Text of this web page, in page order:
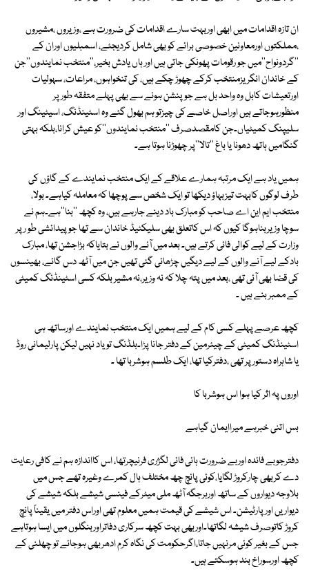
ان تازہ اقدامات میں ابھی اوربہت سارے اقدامات کی ضرورت ہے ،وزیروں ،مشیروں
،مملکتوں اورمعاونین خصوصی برائے کو بھی شامل کردیجئے، اسمبلیوں اوران کے
''گردونواح''میں جو رقومات پھونکی جاتی ہیں اور ہاں یادش بخیر،''منتخب نمایندوں''جن
کے خاندان انگریزمنتخب کرکے چھوڑ چکے ہیں، کی تنخواہوں، مراعات، سہولیات
اورتعیشات کابل وہ واحد بل ہے جو پنشن ہونے سے بھی پہلے متفقہ طورپر
منظورہوجاتے ہیں اوراصل خاصے کی چیزتو ہم بھول گئے وہ اسٹینڈنگ، اسیٹینگ اور
سلیپنگ کمیٹیاں۔جن کامقصدصرف ''منتخب نمایندوں''کو عیش کرانا،بلکہ بہتی
گنگامیں ہاتھ دھونا یا باغ ''تالا''پر چھوڑنا ہوتا ہے۔
ہمیں یاد ہے ایک مرتبہ ہمارے علاقے کے ایک منتخب نمایندے کے گاؤں کی
طرف لوگوں کابہت تیزبہاؤ دیکھا تو ایک شخص سے پوچھا کہ معاملہ کیاہے۔ بولا،
منتخب ایم این اے صاحب کو مبارک باد دینے جارہے ہیں، وہ کچھ ''بنا''ہے۔ہم نے
سوچا وزیربناہوگا کیوں کہ اس کاتعلق بھی سلیکٹیڈ خاندان سے تھا جو پیدائشی طو رپر
وزارت کے لیے کوالی فائی کرتے ہیں۔ بعد میں آنے والوں نے بتایاکہ بڑاجشن تھا، مبارک
بادکے لیے آنے والوں کے لیے دیگیں چڑھائی گئی تھیں جن میں آٹھ دس گائے، بھینسوں
کی قضا بھی آئی تھی ،بعد میں پتہ چلا کہ نہ وزیر،نہ مشیر بلکہ کسی اسٹینڈنگ کمیٹی
کے ممبر بنے ہیں ۔
کچھ عرصے پہلے کسی کام کے لیے ہمیں ایک منتخب نمایندے اورساتھ ہی
اسٹینڈنگ کمیٹی کے چیئرمین کے دفتر جانا پڑا۔بلڈنگ تو یاد نہیں لیکن پارلیمانی روڈ
یا شاہراہ دستور پر تھی ،دفترکیا تھا، ایک طلسم ہوشربا تھا ۔
اوروں پہ اثر کیا ہوا اس ہوشربا کا
بس اتنی خبرہے میراایمان گیاہے
دفترجوبے فائدہ اوربے ضرورت ہائی فائی لگژری فرنیچرتھا، اس کااندازہ ہم نے کافی رعایت
دے کربھی چارکروڑ لگایا،کوئی پانچ چھ مختلف ہال کمرے وغیرہ تھے جس میں
بلاوجہ دیواروں کے ساتھ اورہرجگہ آٹھ ملی میٹرکے فینسی شیشے بلکہ شیشے کی
دیواریں اورپارٹیشن۔ اس شیشے کی قیمت ہمیں معلوم تھی اوراس دفتر میں یقیناً پانچ
کروڑ کاتوصرف شیشہ لگاتھا۔اوربھی بہت کچھ سرکاری دفاتراوربنگلوں میں ایسا ہوتاہے
جس کے بغیر کوئی مرنہیں جاتا،اگرحکومت کی نگاہ کرم ادھربھی ہوجائے تو چھلنی کے
کچھ اورسوراخ بند ہوسکتے ہیں۔